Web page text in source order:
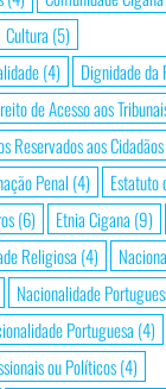
Cultura (5)
(4) Dignidade da
de Acesso aos
Reservados aos
Penal (4) Estatuto
(6) Etnia Cigana (9)
Religiosa (4)
Nacionalidade
Portuguesa (4)
ou Políticos(4)